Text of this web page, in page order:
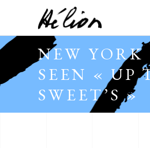
NEW YORK
SEEN « UP
SWEET’S »